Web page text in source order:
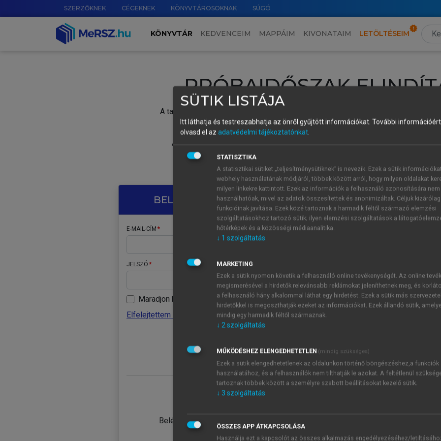
SZERZŐKNEK CÉGEKNEK KÖNYVTÁROSOKNAK SÚGÓ
KÖNYVTÁR KEDVENCEIM MAPPÁIM KIVONATAIM LETÖLTÉSEIM
PRÓBAIDŐSZAK
A tartalom megtekintéséhez lépj be a saját fiókoddal, iskolai azonosítóddal vagy
Új felhasználóként1 óra díjmentes hozzáférésrevagy
A próbaidőszak elindításához,
vagy hozz
A regisztráció után a
BELÉPÉS SAJÁT FIÓKKAL
E-MAIL-CÍM
JELSZÓ
Maradjon belépve
Elfelejtettem a jelszavamat
Belépés intézményi azonosítóval
ÚJ FIÓK
1 óra
JELSZÓ
Kérek értesítést a MeRSZ
Kérek értesítést az
SÜTIK LISTÁJA
Itt láthatja és testreszabhatja az önről gyűjtött információkat. További
olvasd el az adatvédelmi tájékoztatónkat.
STATISZTIKA
A statisztikai sütiket „teljesítménysütiknek” is nevezik. Ezek a sütik
webhely használatának módjáról, többek között arról, hogy milyen oldalakat
milyen linkekre kattintott. Ezek az információk a felhasználó azonosítására nem
használhatóak, mivel az adatok összesítettek és anonimizáltak. Céljuk
funkcióinak javítása. Ezek közé tartoznak a harmadik féltől származó elemzési
szolgáltatásokhoz tartozó sütik; ilyen elemzési szolgáltatások a
hőtérképek és a közösségi médiaanalitika.
↓ 1 szolgáltatás
MARKETING
Ezek a sütik nyomon követik a felhasználó online tevékenységét. Az online
megismerésével a hirdetők relevánsabb reklámokat jeleníthetnek meg, és
a felhasználó hány alkalommal láthat egy hirdetést. Ezek a sütik más
hirdetőkkel is megoszthatják ezeket az információkat. Ezek állandó sütik,
mindig egy harmadik féltől származnak.
↓ 2szolgáltatás
MŰKÖDÉSHEZ ELENGEDHETETLEN (mindig szükséges)
Ezek a sütik elengedhetetlenek az oldalunkon történő böngészéshez,a funkciók
használatához, és a felhasználók nem tilthatják le azokat. A feltétlenül
tartoznak többek között a személyre szabott beállításokat kezelő sütik.
↓ 3 szolgáltatás
ÖSSZES APP ÁTKAPCSOLÁSA
Használja ezt a kapcsolót az összes alkalmazás engedélyezéséhez/